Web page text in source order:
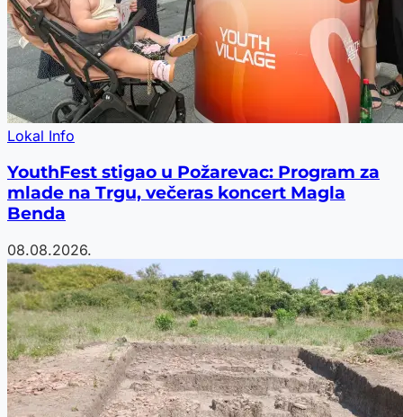
Lokal Info
YouthFest stigao u Požarevac: Program za
mlade na Trgu, večeras koncert Magla
Benda
08.08.2026.